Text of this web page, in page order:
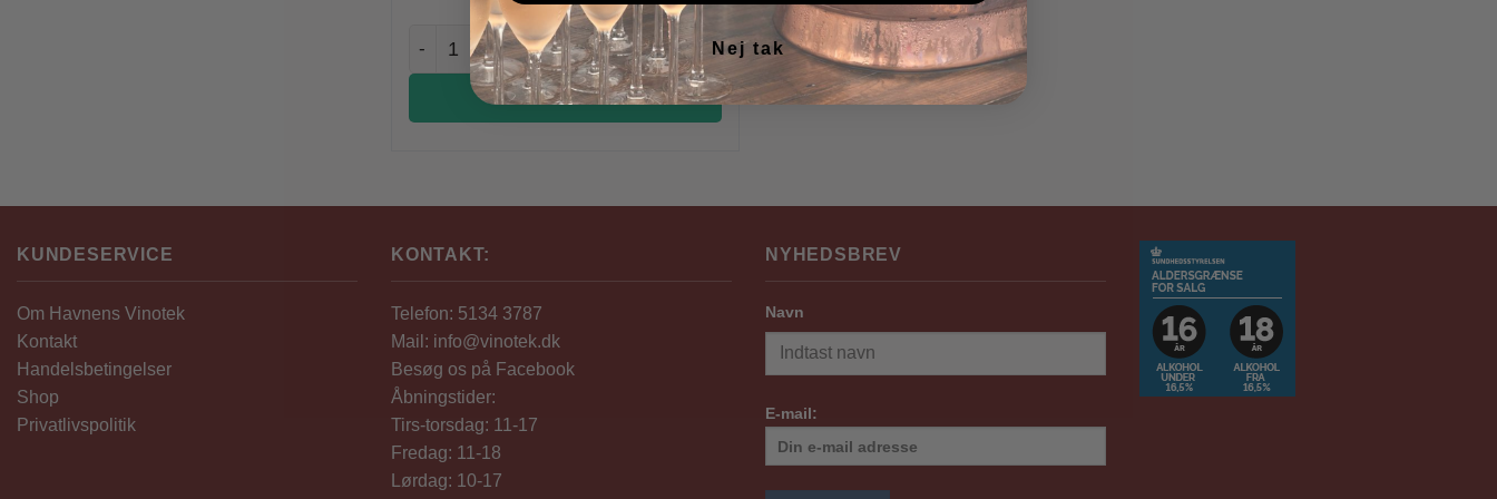
El Temple de Mistik antal
KØB
KUNDESERVICE
Om Havnens Vinotek
Kontakt
Handelsbetingelser
Shop
Privatlivspolitik
KONTAKT:
Telefon: 5134 3787
Mail: info@vinotek.dk
Besøg os på Facebook
Åbningstider:
Tirs-torsdag: 11-17
Fredag: 11-18
Lørdag: 10-17
NYHEDSBREV
Navn
E-mail:
Nej tak